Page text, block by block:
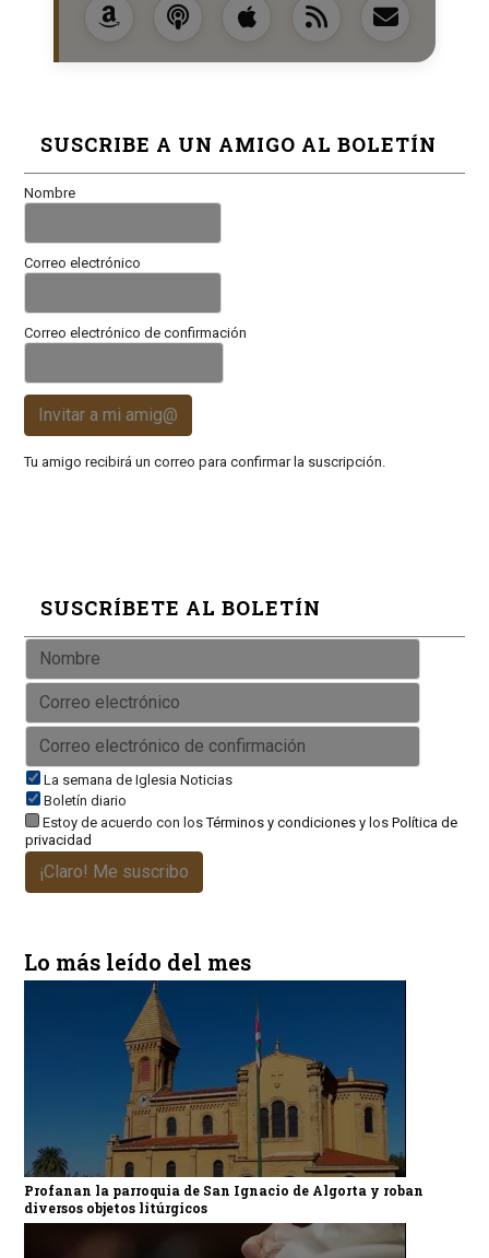
SUSCRIBE A UN AMIGO AL BOLETÍN
Nombre
Correo electrónico
Correo electrónico de confirmación
Invitar a mi amig@
Tu amigo recibirá un correo para confirmar la suscripción.
SUSCRÍBETE AL BOLETÍN
La semana de Iglesia Noticias
Boletín diario
Estoy de acuerdo con losTérminos y condicionesy los Política de
privacidad
¡Claro! Me suscribo
Lo más leído del mes
Profanan la parroquia de San Ignacio de Algorta y roban
diversos objetos litúrgicos